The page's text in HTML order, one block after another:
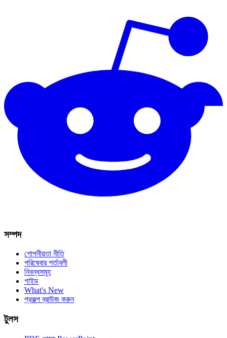
সম্পদ
গোপনীয়তা নীতি
পরিষেবার শর্তাবলী
নিবন্ধসমূহ
গাইড
What's New
প্রকল্প ব্রাউজ করুন
টুলস